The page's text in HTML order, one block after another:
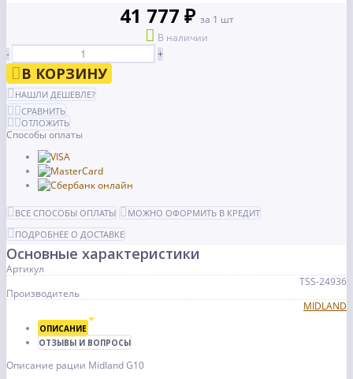
41 777 ₽ за 1 шт
В наличии
-
+
В КОРЗИНУ
НАШЛИ ДЕШЕВЛЕ?
СРАВНИТЬ
ОТЛОЖИТЬ
Способы оплаты
ВСЕ СПОСОБЫ ОПЛАТЫ
МОЖНО ОФОРМИТЬ В КРЕДИТ
ПОДРОБНЕЕ О ДОСТАВКЕ
Основные характеристики
Артикул
TSS-24936
Производитель
MIDLAND
ОПИСАНИЕ
ОТЗЫВЫ И ВОПРОСЫ
Описание рации Midland G10